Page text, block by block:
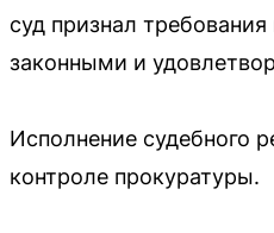
суд признал требования
законными и
Исполнение судебного
контроле прокуратуры.